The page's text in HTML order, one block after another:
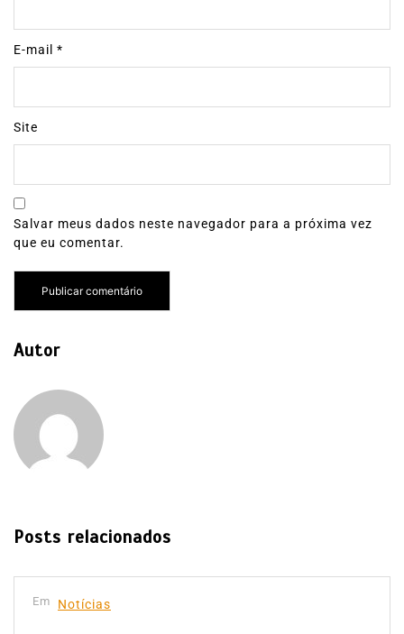
E-mail *
Site
Salvar meus dados neste navegador para a próxima vez
que eu comentar.
Autor
Posts relacionados
Em Notícias